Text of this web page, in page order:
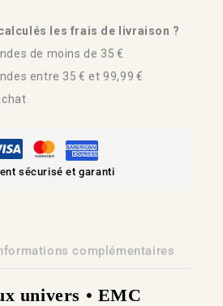
les frais de livraison ?
de moins de 35 €
entre 35 € et 99,99 €
sécurisé et garanti
complémentaires
univers • EMC